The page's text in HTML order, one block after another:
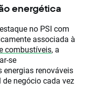
energética
no PSI com
associada à
combustíveis, a
se
energias renováveis
negócio cada vez